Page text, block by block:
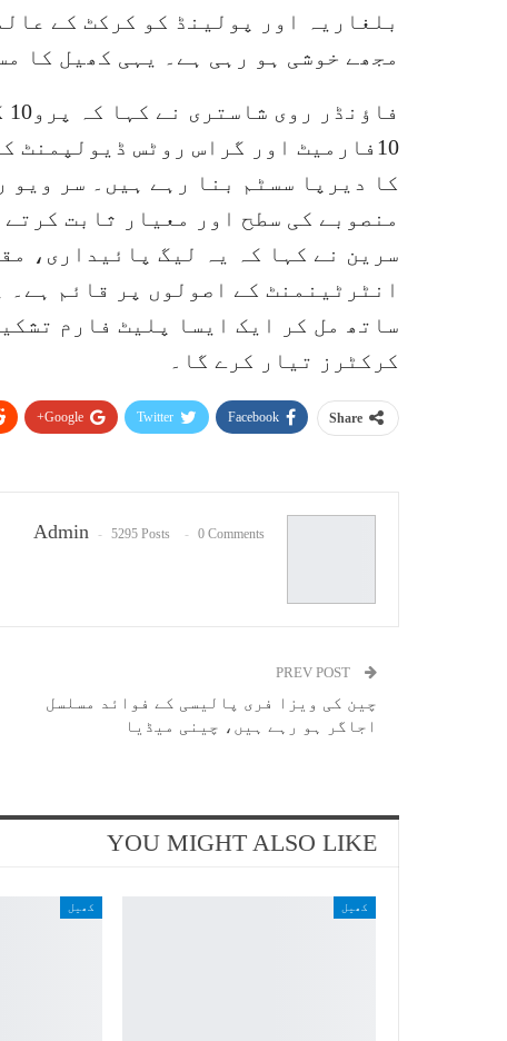
بلغاریہ اور پولینڈ کو کرکٹ کے
مجھے خوشی ہو رہی ہے۔ یہی کھیل کا
10فارمیٹ اور گراس روٹس
کا دیرپا سسٹم بنا رہے ہیں۔ سر
سرین نے کہا کہ یہ لیگ پائیداری،
انٹرٹینمنٹ کے اصولوں پر قائم
ساتھ مل کر ایک ایسا پلیٹ فارم
کرکٹرز تیار کرے گا۔
Share
Facebook
Twitter
Google+
Admin 5295 Posts 0 Comments
چین کی ویزا فری پالیسی کے فوائد مسلسل
اجاگر ہو رہے ہیں، چینی میڈیا
YOU MIGHT ALSO LIKE
کھیل کھیل